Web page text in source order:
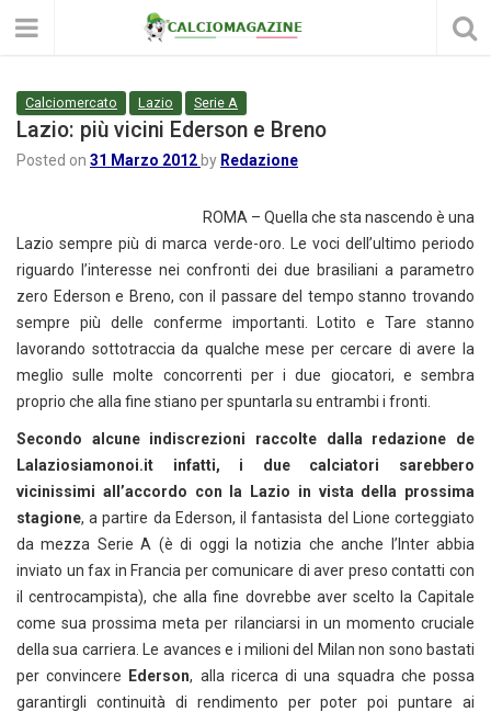
Calciomercato Lazio Serie A
Lazio: più vicini Ederson e Breno
Posted on 31 Marzo 2012 by Redazione
ROMA – Quella che sta nascendo è una
Lazio sempre più di marca verde-oro. Le voci dell’ultimo periodo
riguardo l’interesse nei confronti dei due brasiliani a parametro
zero Ederson e Breno, con il passare del tempo stanno trovando
sempre più delle conferme importanti. Lotito e Tare stanno
lavorando sottotraccia da qualche mese per cercare di avere la
meglio sulle molte concorrenti per i due giocatori, e sembra
proprio che alla fine stiano per spuntarla su entrambi i fronti.
Secondo alcune indiscrezioni raccolte dalla redazione de
Lalaziosiamonoi.it infatti, i due calciatori sarebbero
vicinissimi all’accordo con la Lazio in vista della prossima
stagione, a partire da Ederson, il fantasista del Lione corteggiato
da mezza Serie A (è di oggi la notizia che anche l’Inter abbia
inviato un fax in Francia per comunicare di aver preso contatti con
il centrocampista), che alla fine dovrebbe aver scelto la Capitale
come sua prossima meta per rilanciarsi in un momento cruciale
della sua carriera. Le avances e i milioni del Milan non sono bastati
per convincere
Ederson, alla ricerca di una squadra che possa
garantirgli continuità di rendimento per poter poi puntare ai